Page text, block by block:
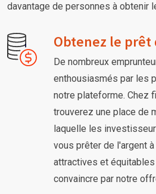
davantage de personnes à obtenir
Obtenez le prêt
De nombreux
enthousiasmés par les
notre plateforme. Chez
trouverez une place de
laquelle les
vous prêter de l'argent
attractives et
convaincre par notre